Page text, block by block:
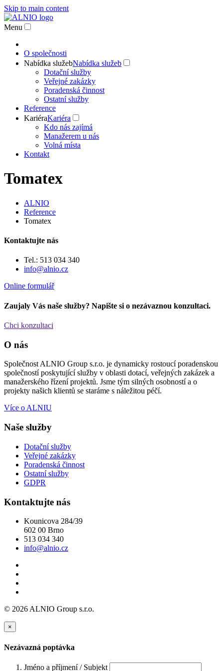
Skip to main content
Menu
O společnosti
Nabídka služebNabídka služeb
Dotační služby
Veřejné zakázky
Poradenská činnost
Ostatní služby
Reference
KariéraKariéra
Kdo nás zajímá
Manažerem u nás
Volná místa
Kontakt
Tomatex
ALNIO
Reference
Tomatex
Kontaktujte nás
Tel.: 513 034 340
info@alnio.cz
Online formulář
Zaujaly Vás naše služby? Napište si o nezávaznou konzultaci.
Chci konzultaci
O nás
Společnost ALNIO Group s.r.o. je dynamicky rostoucí poradenskou
společností poskytující služby v oblasti dotací, veřejných zakázek a
manažerského řízení projektů. Jsme tým silných osobností a o
projekty našich klientů se staráme s náležitou péčí.
Více o ALNIU
Naše služby
Dotační služby
Veřejné zakázky
Poradenská činnost
Ostatní služby
GDPR
Kontaktujte nás
Kounicova 284/39
602 00 Brno
513 034 340
info@alnio.cz
© 2026 ALNIO Group s.r.o.
×
Nezávazná poptávka
Jméno a příjmení / Subjekt